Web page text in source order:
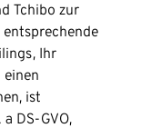
Tchibo zur
Ihr
ist
DS-GVO,